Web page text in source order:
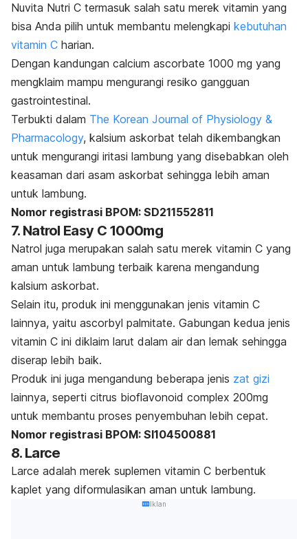
Nuvita Nutri C termasuk salah satu merek vitamin yang
bisa Anda pilih untuk membantu melengkapi kebutuhan
vitamin C harian.
Dengan kandungan calcium ascorbate 1000 mg yang
mengklaim mampu mengurangi resiko gangguan
gastrointestinal.
Terbukti dalam The Korean Journal of Physiology &
Pharmacology, kalsium askorbat telah dikembangkan
untuk mengurangi iritasi lambung yang disebabkan oleh
keasaman dari asam askorbat sehingga lebih aman
untuk lambung.
Nomor registrasi BPOM: SD211552811
7. Natrol Easy C 1000mg
Natrol juga merupakan salah satu merek vitamin C yang
aman untuk lambung terbaik karena mengandung
kalsium askorbat.
Selain itu, produk ini menggunakan jenis vitamin C
lainnya, yaitu ascorbyl palmitate. Gabungan kedua jenis
vitamin C ini diklaim larut dalam air dan lemak sehingga
diserap lebih baik.
Produk ini juga mengandung beberapa jenis zat gizi
lainnya, seperti citrus bioflavonoid complex 200mg
untuk membantu proses penyembuhan lebih cepat.
Nomor registrasi BPOM: SI104500881
8. Larce
Larce adalah merek suplemen vitamin C berbentuk
kaplet yang diformulasikan aman untuk lambung.
Iklan